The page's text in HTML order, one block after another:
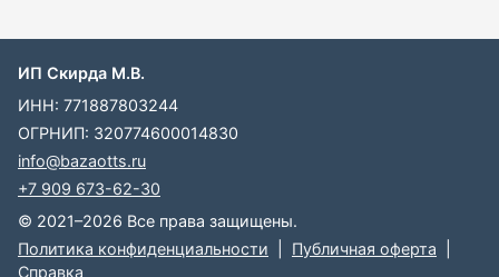
ИП Скирда М.В.
ИНН: 771887803244
ОГРНИП: 320774600014830
info@bazaotts.ru
+7 909 673-62-30
© 2021–2026 Все права защищены.
Политика конфиденциальности
Публичная оферта
Справка